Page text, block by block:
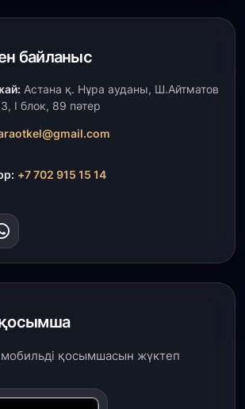
Орталық Азия елдеріне
жоспарын әзірлеуді
Түркістанда 30,2 млрд теңгеге
қамтылды
2» және Темір ауылының
келіншектер ұлттық нақыштағы
шығаруда
байланыс
Астана қ. Нұра ауданы, Ш.Айтматов
І блок, 89 пәтер
+7 702 915 15 14
қосымшасын жүктеп